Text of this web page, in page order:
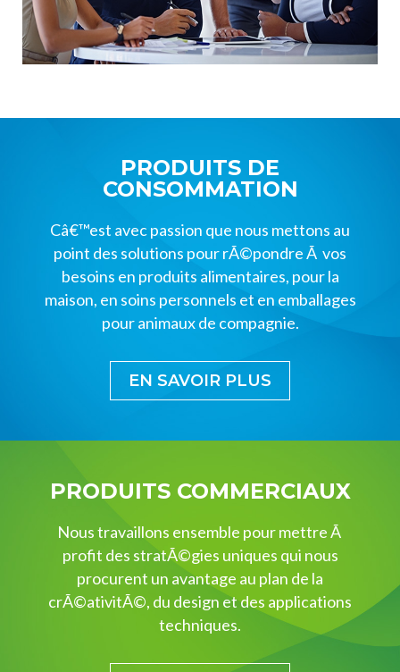
PRODUITS DE
CONSOMMATION
Câ€™est avec passion que nous mettons au
point des solutions pour rÃ©pondre Ã vos
besoins en produits alimentaires, pour la
maison, en soins personnels et en emballages
pour animaux de compagnie.
EN SAVOIR PLUS
PRODUITS COMMERCIAUX
Nous travaillons ensemble pour mettre Ã
profit des stratÃ©gies uniques qui nous
procurent un avantage au plan de la
crÃ©ativitÃ©, du design et des applications
techniques.